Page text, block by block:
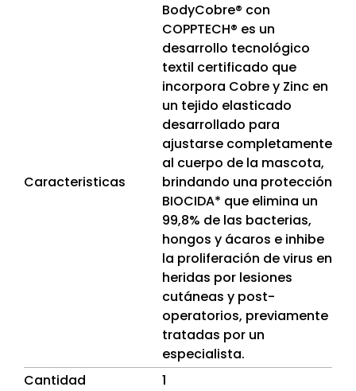
Caracteristicas
BodyCobre® con
COPPTECH® es un
desarrollo tecnológico
textil certificado que
incorpora Cobre y Zinc en
un tejido elasticado
desarrollado para
ajustarse completamente
al cuerpo de la mascota,
brindando una protección
BIOCIDA* que elimina un
99,8% de las bacterias,
hongos y ácaros e inhibe
la proliferación de virus en
heridas por lesiones
cutáneas y post-
operatorios, previamente
tratadas por un
especialista.
Cantidad
1